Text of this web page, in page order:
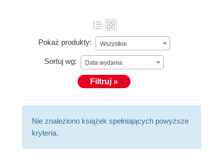
Pokaż produkty: Wszystkie
Sortuj wg: Data wydania
Filtruj »
Nie znaleziono książek spełniających powyższe
kryteria.